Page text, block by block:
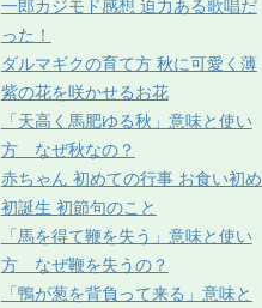
一郎カジモド感想 迫力ある歌唱だ
った！
ダルマギクの育て方 秋に可愛く薄
紫の花を咲かせるお花
「天高く馬肥ゆる秋」意味と使い
方 なぜ秋なの？
赤ちゃん 初めての行事 お食い初め
初誕生 初節句のこと
「馬を得て鞭を失う」意味と使い
方 なぜ鞭を失うの？
「鴨が葱を背負って来る」意味と